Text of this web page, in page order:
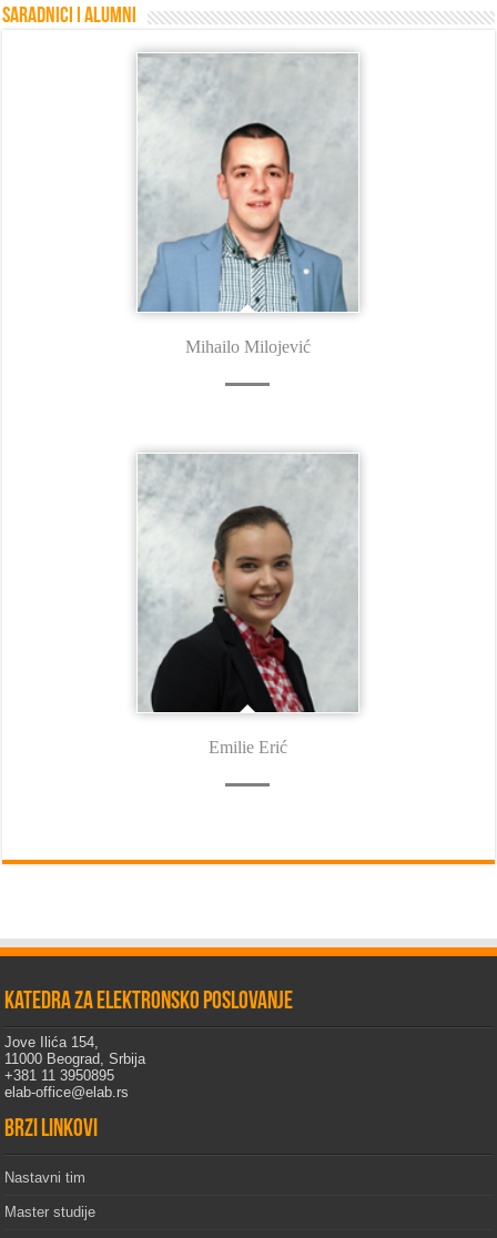
Saradnici i Alumni
Mihailo Milojević
Emilie Erić
Katedra za elektronsko poslovanje
Jove Ilića 154,
11000 Beograd, Srbija
+381 11 3950895
elab-office@elab.rs
Brzi linkovi
Nastavni tim
Master studije